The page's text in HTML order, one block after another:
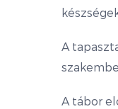
A
A tábor